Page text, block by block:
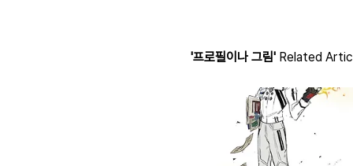
'프로필이나 그림' Related